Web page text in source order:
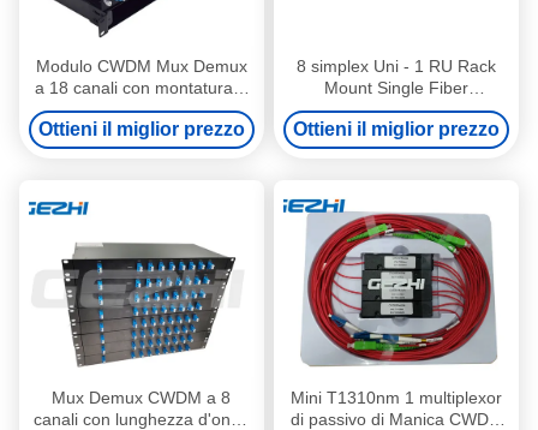
Modulo CWDM Mux Demux
a 18 canali con montatura a
rack 1U e bassa perdita di
inserimento per reti WDM
Ottieni il miglior prezzo
8 simplex Uni - 1 RU Rack
Mount Single Fiber
direzionale dei canali CWDM
Mux Demux
Ottieni il miglior prezzo
Mux Demux CWDM a 8
canali con lunghezza d'onda
Mini T1310nm 1 multiplexor
di passivo di Manica CWDM